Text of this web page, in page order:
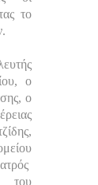
το
ο
ο
του